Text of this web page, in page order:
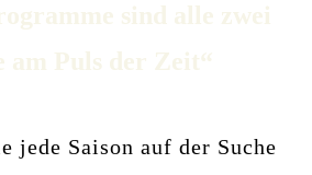
sind alle zwei
am Puls der Zeit“
jede Saison auf der Suche